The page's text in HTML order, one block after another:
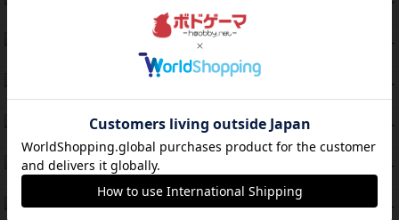
PT
1件の投稿
PT
ワン・トゥ・ファイブ
1件の投稿
PT
PT
ふたつの城の物語
PT
ノームズ・アット・ナイト
紹介文なし 1件の投稿
76 PT